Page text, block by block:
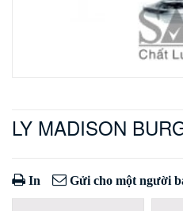
LY MADISON
In Gửi cho một người